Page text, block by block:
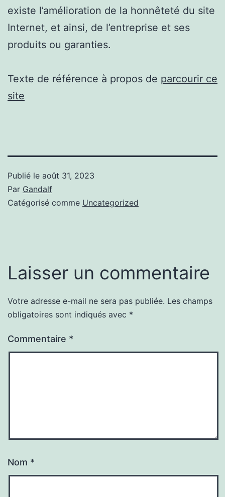
existe l’amélioration de la honnêteté du site
Internet, et ainsi, de l’entreprise et ses
produits ou garanties.
Texte de référence à propos de parcourir ce
site
Publié le août 31, 2023
Par Gandalf
Catégorisé comme Uncategorized
Laisser un commentaire
Votre adresse e-mail ne sera pas publiée. Les champs
obligatoires sont indiqués avec *
Commentaire *
Nom *